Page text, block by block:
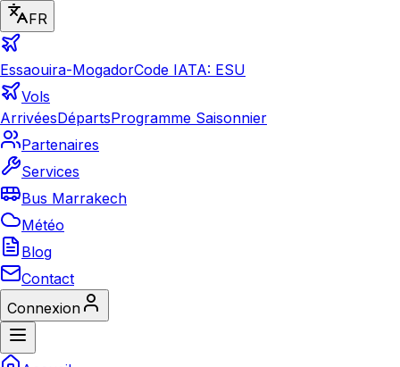
FR
Essaouira-MogadorCode IATA: ESU
Vols
ArrivéesDépartsProgramme Saisonnier
Partenaires
Services
Bus Marrakech
Météo
Blog
Contact
Connexion